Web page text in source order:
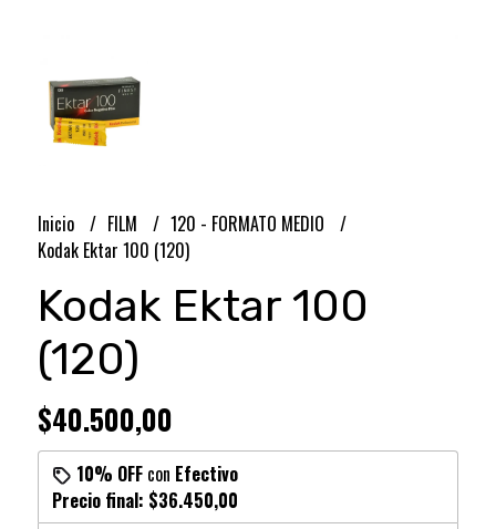
Inicio FILM
120 - FORMATO MEDIO
Kodak Ektar 100 (120)
Kodak Ektar 100
(120)
$40.500,00
10% OFFcon Efectivo
Precio final: $36.450,00